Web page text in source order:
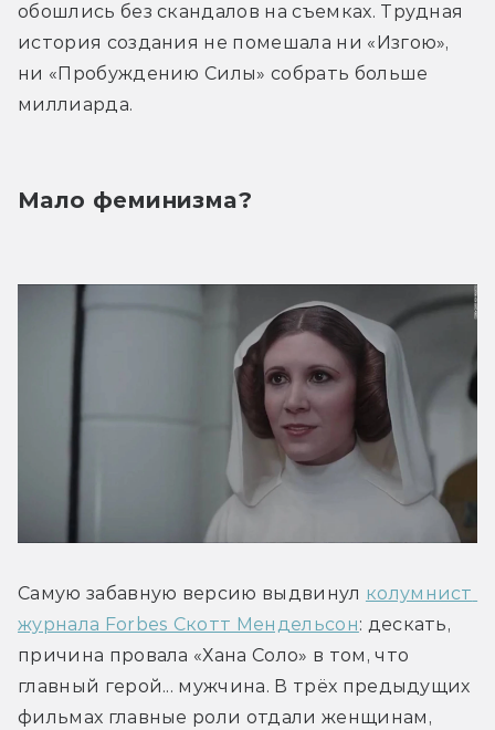
обошлись без скандалов на съемках. Трудная
история создания не помешала ни «Изгою»,
ни «Пробуждению Силы» собрать больше
миллиарда.
Мало феминизма?
Самую забавную версию выдвинул колумнист
журнала Forbes Скотт Мендельсон: дескать,
причина провала «Хана Соло» в том, что
главный герой... мужчина. В трёх предыдущих
фильмах главные роли отдали женщинам,